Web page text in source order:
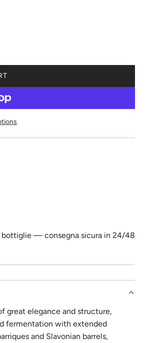
— consegna sicura in 24/48
great elegance and structure,
fermentation with extended
and Slavonian barrels,